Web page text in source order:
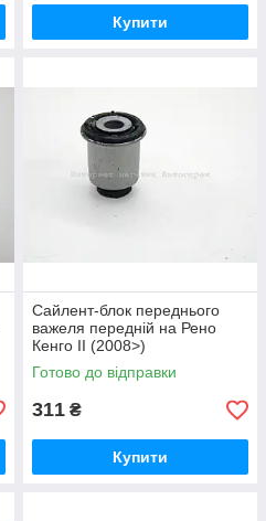
Купити
Сайлент-блок переднього
важеля передній на Рено
Кенго II (2008>)
HUTCHINSON (Франція) -
590153
Готово до відправки
311 ₴
Купити